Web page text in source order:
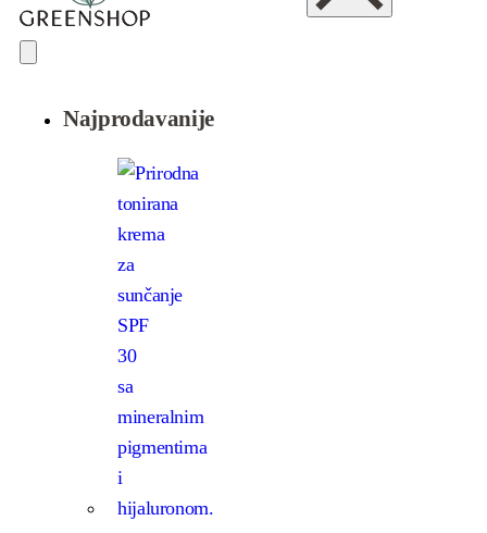
Najprodavanije